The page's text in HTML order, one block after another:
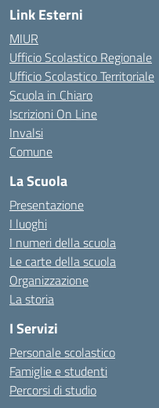
Link Esterni
MIUR
Ufficio Scolastico Regionale
Ufficio Scolastico Territoriale
Scuola in Chiaro
Iscrizioni On Line
Invalsi
Comune
La Scuola
Presentazione
I luoghi
I numeri della scuola
Le carte della scuola
Organizzazione
La storia
I Servizi
Personale scolastico
Famiglie e studenti
Percorsi di studio